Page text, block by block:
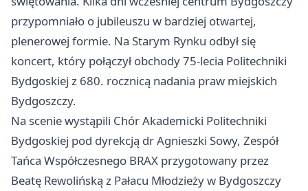
przypomniało o jubileuszu w bardziej otwartej,
plenerowej formie. Na Starym Rynku odbył się
koncert, który połączył obchody 75-lecia Politechniki
Bydgoskiej z 680. rocznicą nadania praw miejskich
Bydgoszczy.
Na scenie wystąpili Chór Akademicki Politechniki
Bydgoskiej pod dyrekcją dr Agnieszki Sowy, Zespół
Tańca Współczesnego BRAX przygotowany przez
Beatę Rewolińską z Pałacu Młodzieży w Bydgoszczy